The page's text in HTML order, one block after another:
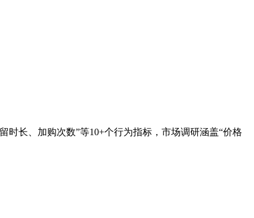
长、加购次数”等10+个行为指标，市场调研涵盖“价格